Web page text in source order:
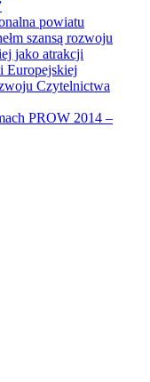
powiatu
szansą rozwoju
jako atrakcji
Europejskiej
Czytelnictwa
PROW 2014 –